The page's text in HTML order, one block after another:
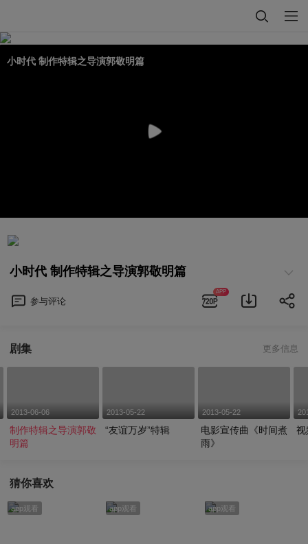
小时代 制作特辑之导演郭敬明篇
小时代 制作特辑之导演郭敬明篇
参与评论
APP
剧集 更多信息
2013-06-06
制作特辑之导演郭敬
明篇
2013-05-22
“友谊万岁”特辑
2013-05-22
电影宣传曲《时间煮
雨》
视
猜你喜欢
app观看 app观看 app观看